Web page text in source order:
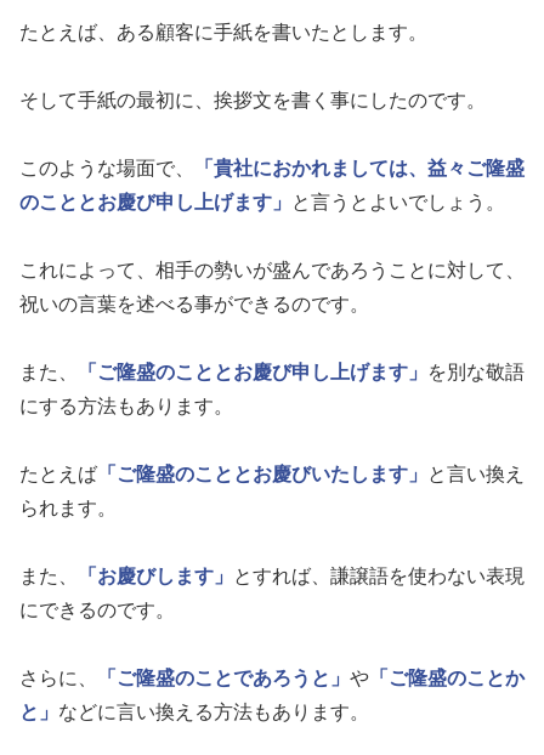
たとえば、ある顧客に手紙を書いたとします。
そして手紙の最初に、挨拶文を書く事にしたのです。
このような場面で、
「貴社におかれましては、益々ご隆盛
のこととお慶び申し上げます」
と言うとよいでしょう。
これによって、相手の勢いが盛んであろうことに対して、
祝いの言葉を述べる事ができるのです。
また、 「ご隆盛のこととお慶び申し上げます」
を別な敬語
にする方法もあります。
たとえば 「ご隆盛のこととお慶びいたします」
と言い換え
られます。
また、 「お慶びします」
とすれば、謙譲語を使わない表現
にできるのです。
さらに、 「ご隆盛のことであろうと」 や 「ご隆盛のことか
と」 などに言い換える方法もあります。